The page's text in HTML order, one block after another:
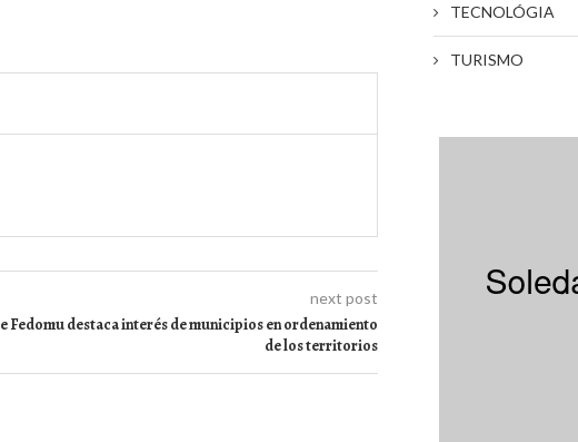
next post
Fedomu destaca interés de municipios en ordenamiento
de los territorios
TECNOLÓGIA
TURISMO